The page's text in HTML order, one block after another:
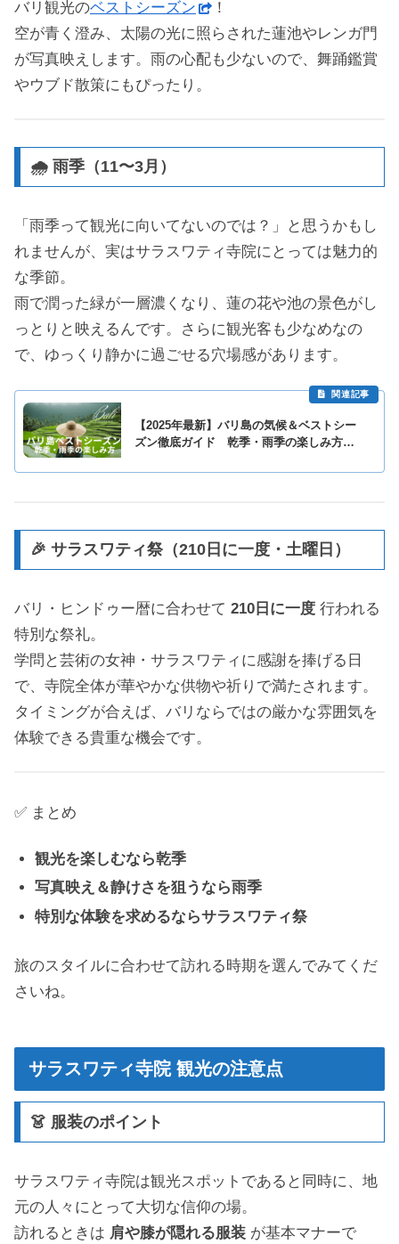
バリ観光のベストシーズン
！
空が青く澄み、太陽の光に照らされた蓮池やレンガ門
が写真映えします。雨の心配も少ないので、舞踊鑑賞
やウブド散策にもぴったり。
🌧️ 雨季（11〜3月）
「雨季って観光に向いてないのでは？」と思うかもし
れませんが、実はサラスワティ寺院にとっては魅力的
な季節。
雨で潤った緑が一層濃くなり、蓮の花や池の景色がし
っとりと映えるんです。さらに観光客も少なめなの
で、ゆっくり静かに過ごせる穴場感があります。
【2025年最新】バリ島の気候＆ベストシー
ズン徹底ガイド 乾季・雨季の楽しみ方＆
🎉 サラスワティ祭（210日に一度・土曜日）
バリ・ヒンドゥー暦に合わせて 210日に一度 行われる
特別な祭礼。
学問と芸術の女神・サラスワティに感謝を捧げる日
で、寺院全体が華やかな供物や祈りで満たされます。
タイミングが合えば、バリならではの厳かな雰囲気を
体験できる貴重な機会です。
✅ まとめ
観光を楽しむなら乾季
写真映え＆静けさを狙うなら雨季
特別な体験を求めるならサラスワティ祭
旅のスタイルに合わせて訪れる時期を選んでみてくだ
さいね。
サラスワティ寺院 観光の注意点
👗 服装のポイント
サラスワティ寺院は観光スポットであると同時に、地
元の人々にとって大切な信仰の場。
訪れるときは 肩や膝が隠れる服装 が基本マナーで